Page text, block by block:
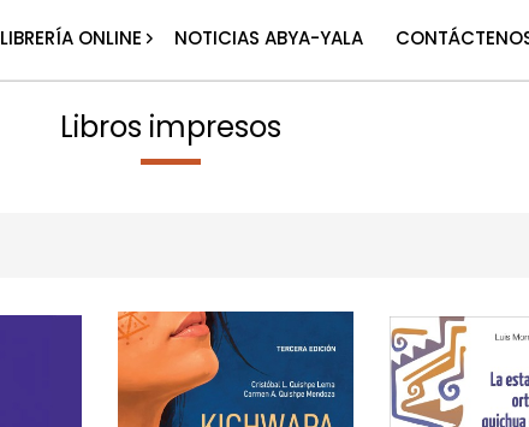
LIBRERÍA ONLINE NOTICIAS ABYA-YALA
Libros impresos